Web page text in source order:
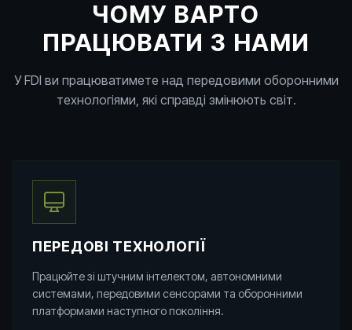
ЧОМУ ВАРТО
ПРАЦЮВАТИ З НАМИ
У FDI ви працюватимете над передовими оборонними
технологіями, які справді змінюють світ.
ПЕРЕДОВІ ТЕХНОЛОГІЇ
Працюйте зі штучним інтелектом, автономними
системами, передовими сенсорами та оборонними
платформами наступного покоління.